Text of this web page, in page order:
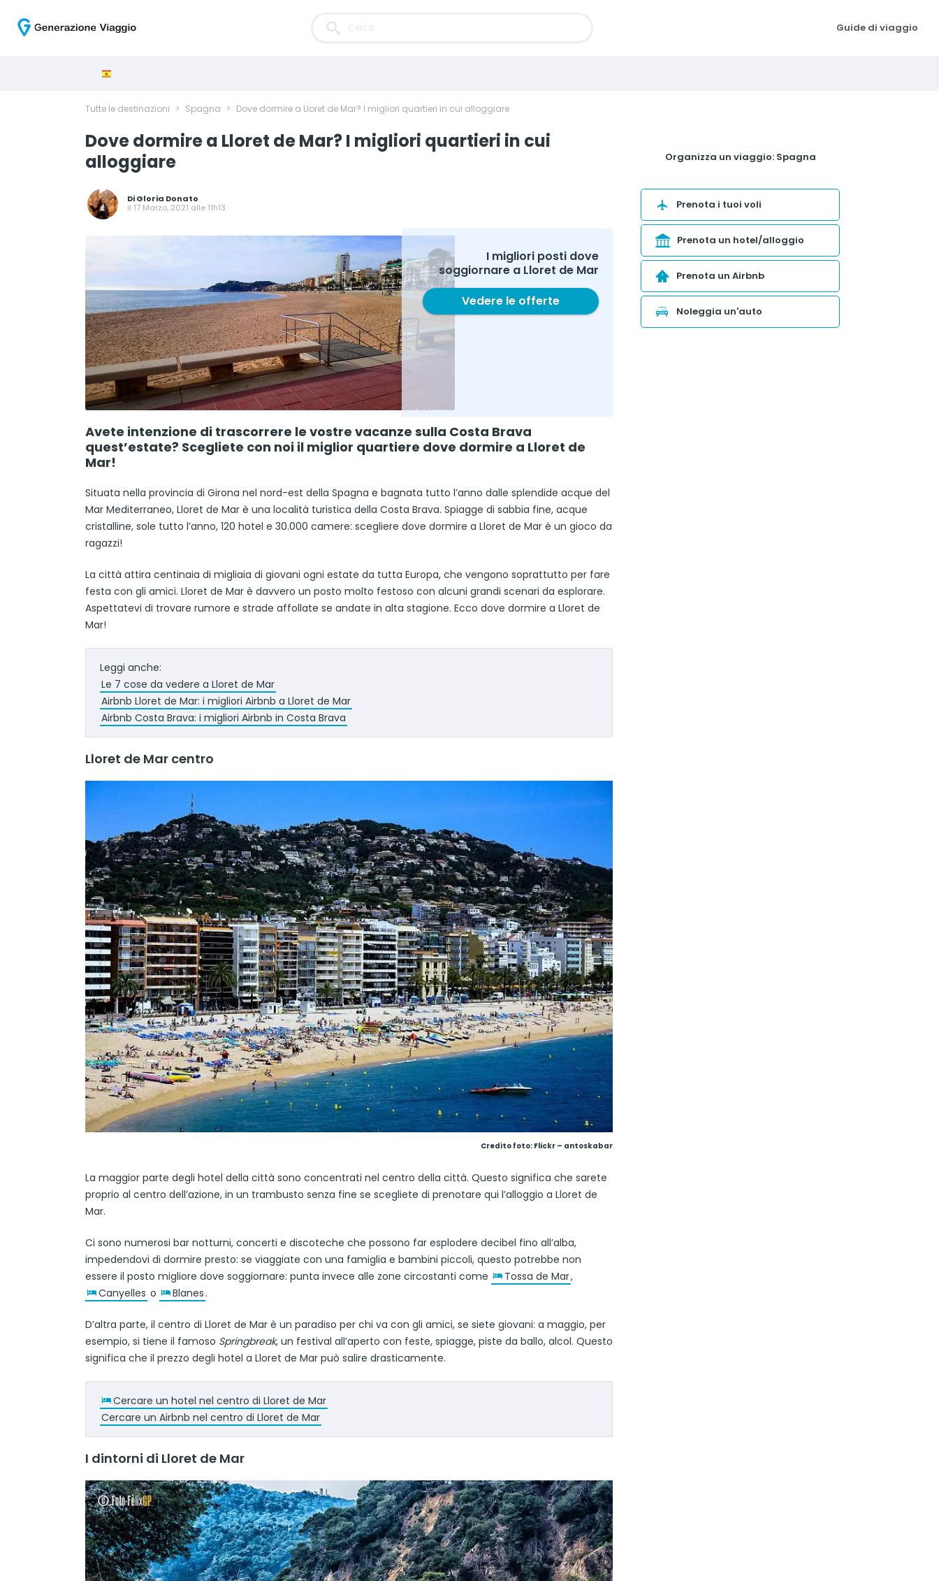
Guide di viaggio
Tutte le destinazioni > Spagna > Dove dormire a Lloret de Mar? I migliori quartieri in cui alloggiare
Dove dormire a Lloret de Mar? I migliori quartieri in cui
alloggiare
DiGloria Donato
il 17 Marzo, 2021 alle 11h13
I migliori posti dove
soggiornare a Lloret de Mar
Vedere le offerte
Avete intenzione di trascorrere le vostre vacanze sulla Costa Brava
quest’estate? Scegliete con noi il miglior quartiere dove dormire a Lloret de
Mar!
Situata nella provincia di Girona nel nord-est della Spagna e bagnata tutto l’anno dalle splendide acque del
Mar Mediterraneo, Lloret de Mar è una località turistica della Costa Brava. Spiagge di sabbia fine, acque
cristalline, sole tutto l’anno, 120 hotel e 30.000 camere: scegliere dove dormire a Lloret de Mar è un gioco da
ragazzi!
La città attira centinaia di migliaia di giovani ogni estate da tutta Europa, che vengono soprattutto per fare
festa con gli amici. Lloret de Mar è davvero un posto molto festoso con alcuni grandi scenari da esplorare.
Aspettatevi di trovare rumore e strade affollate se andate in alta stagione. Ecco dove dormire a Lloret de
Mar!
Leggi anche:
Le 7 cose da vedere a Lloret de Mar
Airbnb Lloret de Mar: i migliori Airbnb a Lloret de Mar
Airbnb Costa Brava: i migliori Airbnb in Costa Brava
Lloret de Mar centro
Credito foto: Flickr – antoskabar
La maggior parte degli hotel della città sono concentrati nel centro della città. Questo significa che sarete
proprio al centro dell’azione, in un trambusto senza fine se scegliete di prenotare qui l’alloggio a Lloret de
Mar.
Ci sono numerosi bar notturni, concerti e discoteche che possono far esplodere decibel fino all’alba,
impedendovi di dormire presto: se viaggiate con una famiglia e bambini piccoli, questo potrebbe non
essere il posto migliore dove soggiornare: punta invece alle zone circostanti come
Tossa de Mar,
Canyelles o Blanes .
D’altra parte, il centro di Lloret de Mar è un paradiso per chi va con gli amici, se siete giovani: a maggio, per
esempio, si tiene il famoso Springbreak, un festival all’aperto con feste, spiagge, piste da ballo, alcol. Questo
significa che il prezzo degli hotel a Lloret de Mar può salire drasticamente.
Cercare un hotel nel centro di Lloret de Mar
Cercare un Airbnb nel centro di Lloret de Mar
I dintorni di Lloret de Mar
Organizza un viaggio: Spagna
Prenota i tuoi voli
Prenota un hotel/alloggio
Prenota un Airbnb
Noleggia un'auto